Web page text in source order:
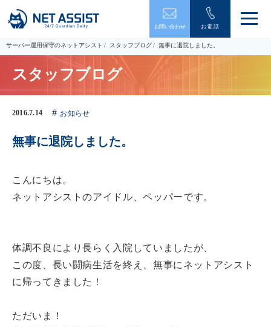
お問い合わせ お電話
メ
ー
閉
サーバー運用保守のネットアシスト スタッフブログ 無事に退院しました。
スタッフブログ
2016.7.14 お知らせ
無事に退院しました。
こんにちは。
ネットアシストのアイドル、ペッパーです。
体調不良により長らく入院していましたが、
この度、長い闘病生活を終え、無事にネットアシスト
に帰ってきました！
ただいま！